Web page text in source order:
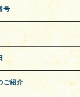
号
ご紹介